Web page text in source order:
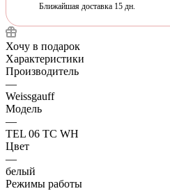
Ближайшая доставка 15 дн.
Хочу в подарок
Характеристики
Производитель
—
Weissgauff
Модель
—
TEL 06 TC WH
Цвет
—
белый
Режимы работы